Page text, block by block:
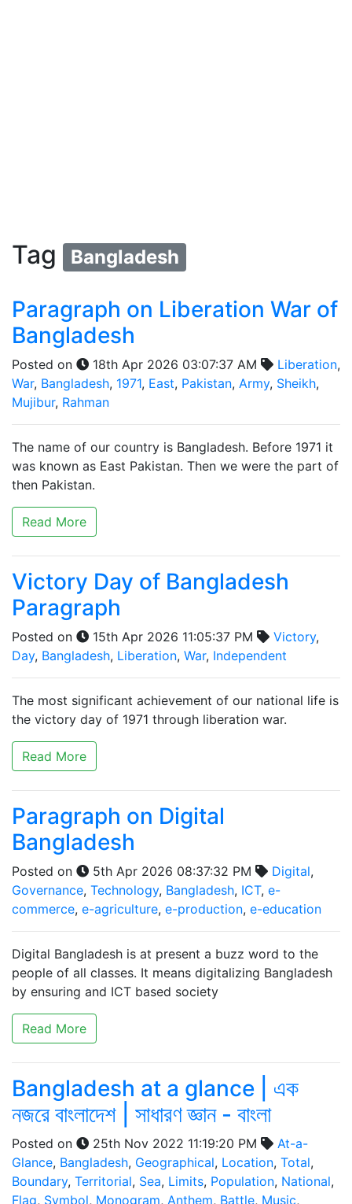
Tag Bangladesh
Paragraph on Liberation War of
Bangladesh
Posted on 18th Apr 2026 03:07:37 AM Liberation,
War, Bangladesh, 1971, East, Pakistan, Army, Sheikh,
Mujibur, Rahman
The name of our country is Bangladesh. Before 1971 it
was known as East Pakistan. Then we were the part of
then Pakistan.
Read More
Victory Day of Bangladesh
Paragraph
Posted on 15th Apr 2026 11:05:37 PM Victory,
Day, Bangladesh, Liberation, War, Independent
The most significant achievement of our national life is
the victory day of 1971 through liberation war.
Read More
Paragraph on Digital
Bangladesh
Posted on 5th Apr 2026 08:37:32 PM Digital,
Governance, Technology, Bangladesh, ICT, е-
commerce, e-agriculture, e-production, e-education
Digital Bangladesh is at present a buzz word to the
people of all classes. It means digitalizing Bangladesh
by ensuring and ICT based society
Read More
Bangladesh at a glance | এক
নজরে বাংলাদেশ | সাধারণ জ্ঞান - বাংলা
Posted on 25th Nov 2022 11:19:20 PM
At-a-
Glance, Bangladesh, Geographical, Location, Total,
Boundary, Territorial, Sea, Limits, Population, National,
Flag, Symbol, Monogram, Anthem, Battle, Music,